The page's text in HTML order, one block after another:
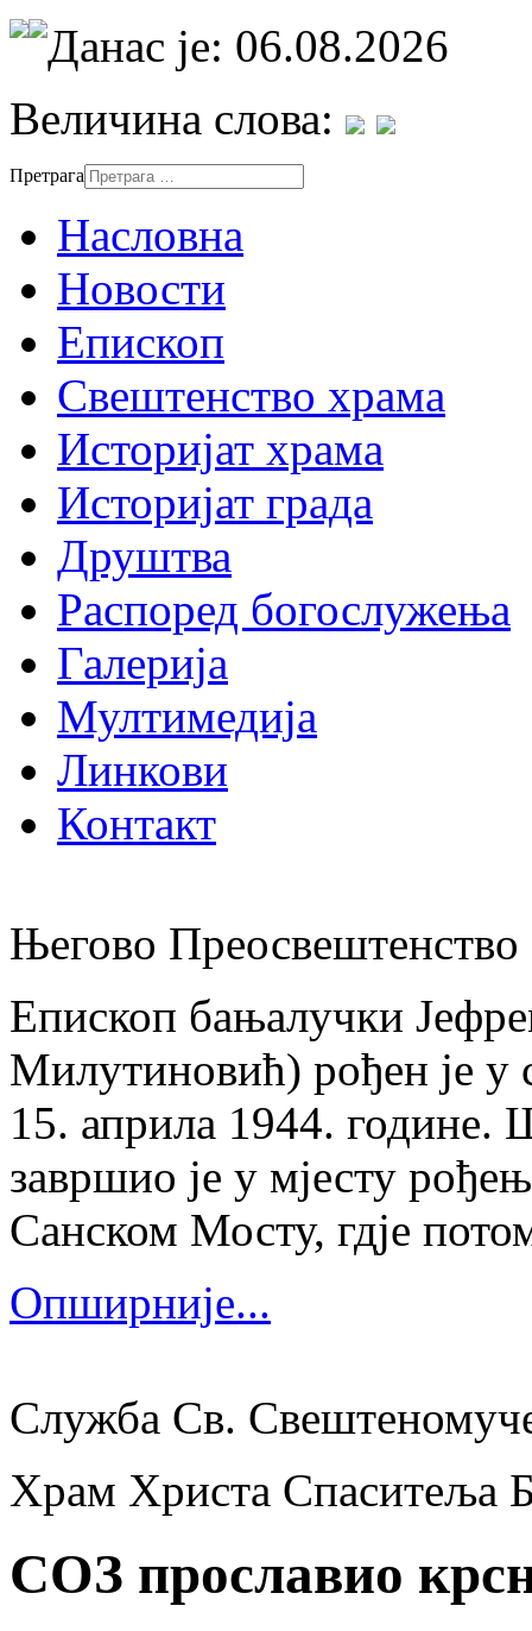
Данас је: 06.08.2026
Величина слова:
Претрага
Насловна
Новости
Епископ
Свештенство храма
Историјат храма
Историјат града
Друштва
Распоред богослужења
Галерија
Мултимедија
Линкови
Контакт
Његово
Епископ бањалучки
Милутиновић) рођен је у
15. априла 1944. године.
завршио је у мјесту
Санском Мосту, гдје
Опширније...
Служба Св.
Храм Христа Спаситеља
СОЗ прославио